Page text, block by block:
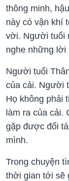
thông minh,
này có vận khí
vời. Người tuổi
nghe những lời
Người tuổi
của cải. Người
Họ không phải
làm ra của cải.
gặp được đối
mình.
Trong chuyện
thời gian tới sẽ